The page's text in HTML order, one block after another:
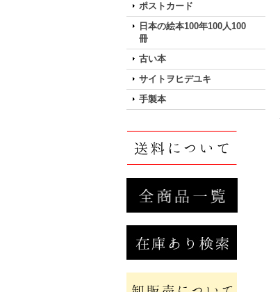
ポストカード
日本の絵本100年100人100
冊
古い本
サイトヲヒデユキ
手製本